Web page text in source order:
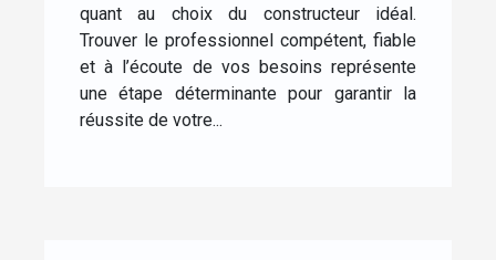
quant au choix du constructeur idéal.
Trouver le professionnel compétent, fiable
et à l’écoute de vos besoins représente
une étape déterminante pour garantir la
réussite de votre...